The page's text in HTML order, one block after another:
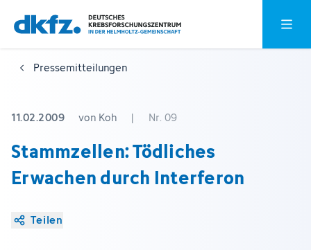
Zum
Hauptinhalt
springen
Zur
Fußzeile
springen
Pressemitteilungen
11.02.2009 von Koh | Nr. 09
Stammzellen: Tödliches
Erwachen durch Interferon
Teilen